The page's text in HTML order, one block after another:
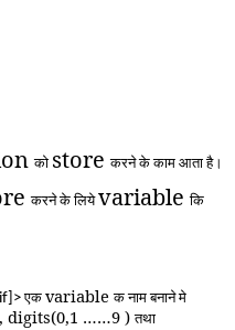
को storeकरने के काम आता है।
करने के लियेvariableकि
एकvariableक नाम बनाने मे
digits(0,1 ……9 )तथा